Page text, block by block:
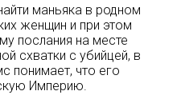
маньяка в родном
женщин и при этом
послания на месте
схватки с убийцей, в
понимает, что его
Империю.